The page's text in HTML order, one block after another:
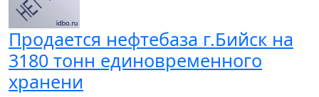
Продается нефтебаза г.Бийск на
3180 тонн единовременного
хранени